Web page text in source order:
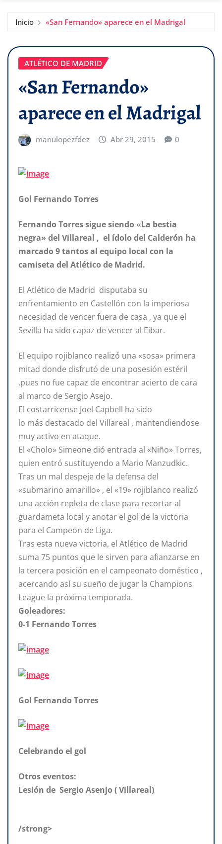
Inicio «San Fernando» aparece en el Madrigal
ATLÉTICO DE MADRID
«San Fernando»
aparece en el Madrigal
manulopezfdez Abr 29, 2015 0
Gol Fernando Torres
Fernando Torres sigue siendo «La bestia
negra» del Villareal , el ídolo del Calderón ha
marcado 9 tantos al equipo local con la
camiseta del Atlético de Madrid.
El Atlético de Madrid disputaba su
enfrentamiento en Castellón con la imperiosa
necesidad de vencer fuera de casa , ya que el
Sevilla ha sido capaz de vencer al Eibar.
El equipo rojiblanco realizó una «sosa» primera
mitad donde disfrutó de una posesión estéril
,pues no fue capaz de encontrar acierto de cara
al marco de Sergio Asejo.
El costarricense Joel Capbell ha sido
lo más destacado del Villareal , mantendiendose
muy activo en ataque.
El «Cholo» Simeone dió entrada al «Niño» Torres,
quien entró sustituyendo a Mario Manzudkic.
Tras un mal despeje de la defensa del
«submarino amarillo» , el «19» rojiblanco realizó
una acción repleta de clase para recortar al
guardameta local y anotar el gol de la victoria
para el Campeón de Liga.
Tras esta nueva victoria, el Atlético de Madrid
suma 75 puntos que le sirven para afianzarse en
la tercera posición en el campeonato doméstico ,
acercando así su sueño de jugar la Champions
League la próxima temporada.
Goleadores:
0-1 Fernando Torres
Gol Fernando Torres
Celebrando el gol
Otros eventos:
Lesión de Sergio Asenjo ( Villareal)
/strong>